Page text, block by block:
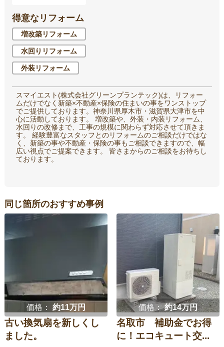
得意なリフォーム
増改築リフォーム
水回りリフォーム
外装リフォーム
スマイエスト(株式会社グリーンプランテック)は、リフォー
ムだけでなく新築×不動産×保険の住まいの事をワンストップ
でご提供しております。神奈川県厚木市・滋賀県大津市を中
心に活動しております。 増改築や、外装・内装リフォーム、
水回りの改修まで、工事の規模に関わらず対応させて頂きま
す。 経験豊富なスタッフとのリフォームのご相談だけではな
く、新築の事や不動産・保険の事もご相談できますので、幅
広い視点でご提案できます。 皆さまからのご相談をお待ちし
ております。
同じ箇所のおすすめ事例
価格：約11万円
古い換気扇を新しくし
ました。
価格：約14万円
名取市 補助金でお得
に！エコキュート交...